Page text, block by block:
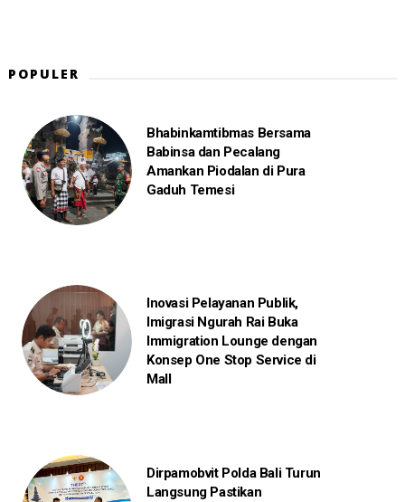
POPULER
Bhabinkamtibmas Bersama
Babinsa dan Pecalang
Amankan Piodalan di Pura
Gaduh Temesi
Inovasi Pelayanan Publik,
Imigrasi Ngurah Rai Buka
Immigration Lounge dengan
Konsep One Stop Service di
Mall
Dirpamobvit Polda Bali Turun
Langsung Pastikan